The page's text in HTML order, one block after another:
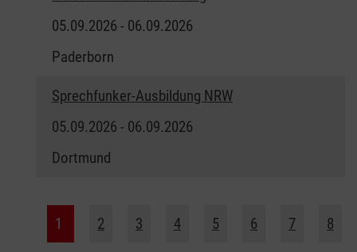
05.09.2026 - 06.09.2026
Paderborn
Sprechfunker-Ausbildung NRW
05.09.2026 - 06.09.2026
Dortmund
1 2 3 4 5 6 7 8